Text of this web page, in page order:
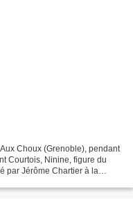
Choux (Grenoble), pendant
Courtois, Ninine, figure du
par Jérôme Chartier à la